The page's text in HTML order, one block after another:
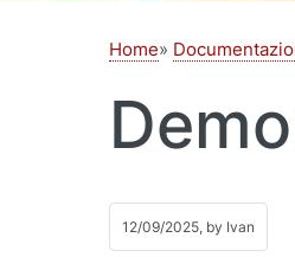
Home
12/09/2025, by Ivan